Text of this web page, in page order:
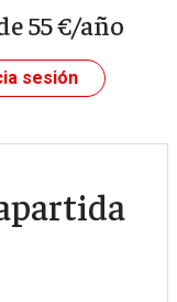
55 €/año
sesión